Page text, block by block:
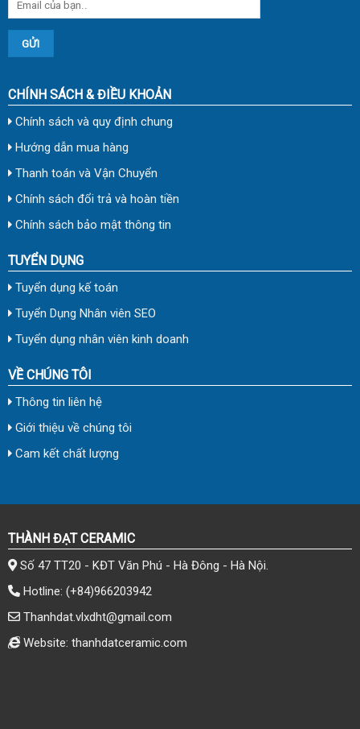
CHÍNH SÁCH & ĐIỀU KHOẢN
Chính sách và quy định chung
Hướng dẫn mua hàng
Thanh toán và Vận Chuyển
Chính sách đổi trả và hoàn tiền
Chính sách bảo mật thông tin
TUYỂN DỤNG
Tuyển dụng kế toán
Tuyển Dụng Nhân viên SEO
Tuyển dụng nhân viên kinh doanh
VỀ CHÚNG TÔI
Thông tin liên hệ
Giới thiệu về chúng tôi
Cam kết chất lượng
THÀNH ĐẠT CERAMIC
Số 47 TT20 - KĐT Văn Phú - Hà Đông - Hà Nội.
Hotline: (+84)966203942
Thanhdat.vlxdht@gmail.com
Website: thanhdatceramic.com